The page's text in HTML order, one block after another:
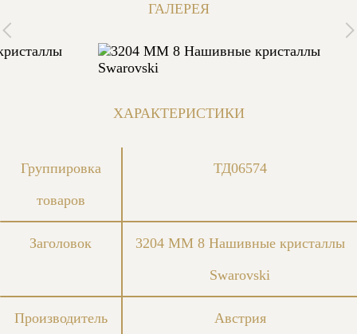
ГАЛЕРЕЯ
ХАРАКТЕРИСТИКИ
Группировка
товаров
ТД06574
Заголовок
3204 MM 8 Нашивные кристаллы
Swarovski
Производитель Австрия